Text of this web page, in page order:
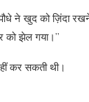
ने खुद को ज़िंदा
को झेल गया।”
कर सकती थी।